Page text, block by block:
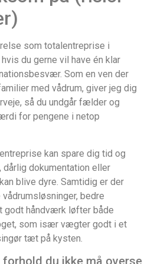
som totalentreprise i
du gerne vil have én klar
Som en ven der
med vådrum, giver jeg dig
så du undgår fælder og
for pengene i netop
kan spare dig tid og
dokumentation eller
blive dyre. Samtidig er der
bedre
godt håndværk løfter både
som især vægter godt i et
tæt på kysten.
du ikke må overse